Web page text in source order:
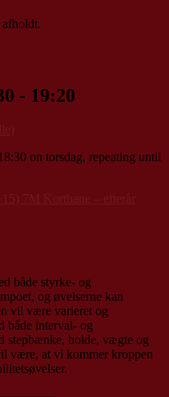
afholdt.
- 19:20
on torsdag, repeating until
både styrke- og
og øvelserne kan
vil være varieret og
både interval- og
stepbænke, bolde, vægte og
være, at vi kommer kroppen